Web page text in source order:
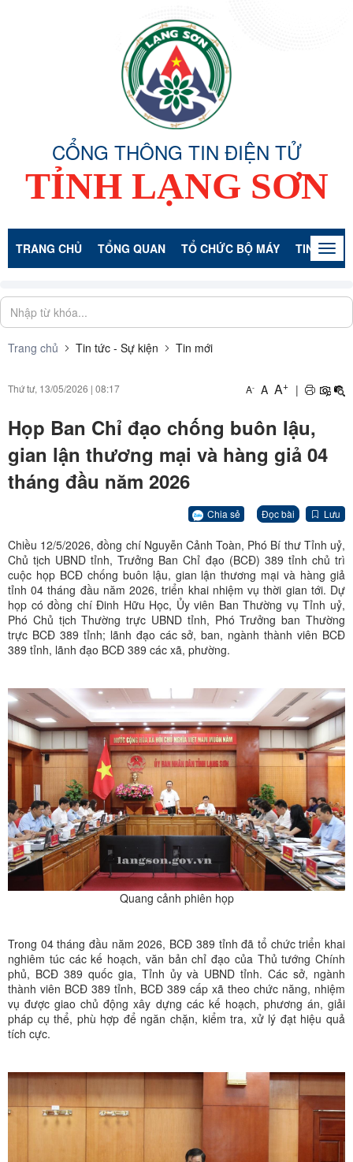
CỔNG THÔNG TIN ĐIỆN TỬ
TỈNH LẠNG SƠN
TRANG CHỦ TỔNG QUAN TỔ CHỨC BỘ MÁY TIN TỨC -
Trang chủ Tin tức - Sự kiện Tin mới
Thứ tư, 13/05/2026 | 08:17 A- A A+ |
Họp Ban Chỉ đạo chống buôn lậu,
gian lận thương mại và hàng giả 04
tháng đầu năm 2026
Chia sẻ Đọc bài Lưu
Chiều 12/5/2026, đồng chí Nguyễn Cảnh Toàn, Phó Bí thư Tỉnh uỷ,
Chủ tịch UBND tỉnh, Trưởng Ban Chỉ đạo (BCĐ) 389 tỉnh chủ trì
cuộc họp BCĐ chống buôn lậu, gian lận thương mại và hàng giả
tỉnh 04 tháng đầu năm 2026, triển khai nhiệm vụ thời gian tới. Dự
họp có đồng chí Đinh Hữu Học, Ủy viên Ban Thường vụ Tỉnh uỷ,
Phó Chủ tịch Thường trực UBND tỉnh, Phó Trưởng ban Thường
trực BCĐ 389 tỉnh; lãnh đạo các sở, ban, ngành thành viên BCĐ
389 tỉnh, lãnh đạo BCĐ 389 các xã, phường.
Quang cảnh phiên họp
Trong 04 tháng đầu năm 2026, BCĐ 389 tỉnh đã tổ chức triển khai
nghiêm túc các kế hoạch, văn bản chỉ đạo của Thủ tướng Chính
phủ, BCĐ 389 quốc gia, Tỉnh ủy và UBND tỉnh. Các sở, ngành
thành viên BCĐ 389 tỉnh, BCĐ 389 cấp xã theo chức năng, nhiệm
vụ được giao chủ động xây dựng các kế hoạch, phương án, giải
pháp cụ thể, phù hợp để ngăn chặn, kiểm tra, xử lý đạt hiệu quả
tích cực.